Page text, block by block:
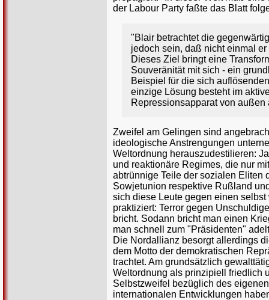
der Labour Party faßte das Blatt
"Blair betrachtet die
jedoch sein, daß nicht einmal
Dieses Ziel bringt eine
Souveränität mit sich - ein
Beispiel für die sich
einzige Lösung besteht im
Repressionsapparat von
Zweifel am Gelingen sind
ideologische Anstrengungen
Weltordnung herauszudestilieren:
und reaktionäre Regimes, die nur
abtrünnige Teile der sozialen Eliten
Sowjetunion respektive Rußland
sich diese Leute gegen einen
praktiziert: Terror gegen
bricht. Sodann bricht man einen
man schnell zum "Präsidenten"
Die Nordallianz besorgt allerdings
dem Motto der demokratischen
trachtet. Am grundsätzlich
Weltordnung als prinzipiell friedlich
Selbstzweifel bezüglich des
internationalen Entwicklungen